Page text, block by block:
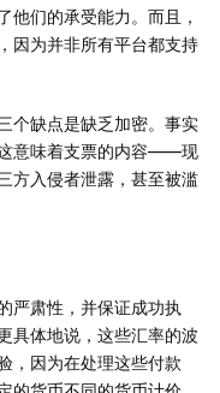
他们的承受能力。而且，
因为并非所有平台都支持
个缺点是缺乏加密。事实
这意味着支票的内容——现
入侵者泄露，甚至被滥
严肃性，并保证成功执
具体地说，这些汇率的波
，因为在处理这些付款